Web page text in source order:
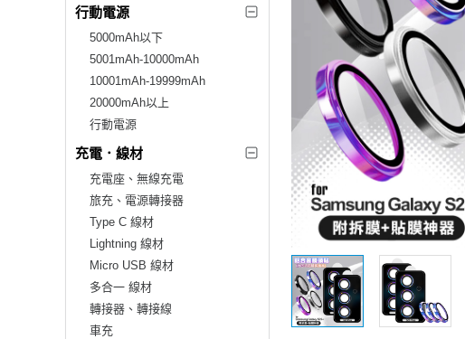
行動電源
5000mAh以下
5001mAh-10000mAh
10001mAh-19999mAh
20000mAh以上
行動電源
充電．線材
充電座、無線充電
旅充、電源轉接器
Type C 線材
Lightning 線材
Micro USB 線材
多合一 線材
轉接器、轉接線
車充